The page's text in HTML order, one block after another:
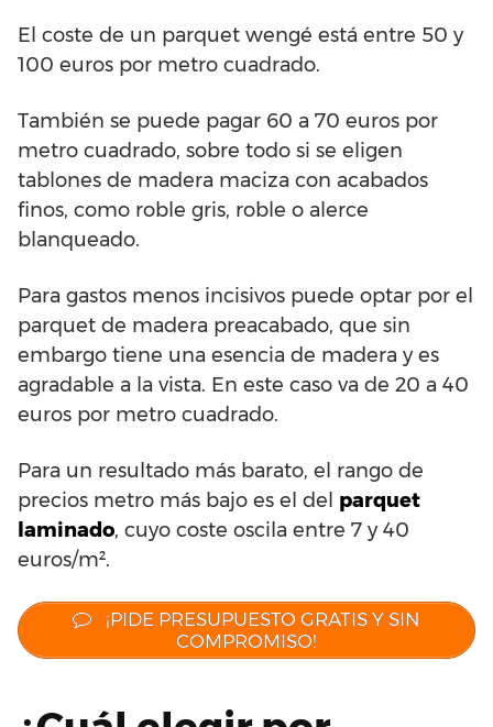
El coste de un parquet wengé está entre 50 y
100 euros por metro cuadrado.
También se puede pagar 60 a 70 euros por
metro cuadrado, sobre todo si se eligen
tablones de madera maciza con acabados
finos, como roble gris, roble o alerce
blanqueado.
Para gastos menos incisivos puede optar por el
parquet de madera preacabado, que sin
embargo tiene una esencia de madera y es
agradable a la vista. En este caso va de 20 a 40
euros por metro cuadrado.
Para un resultado más barato, el rango de
precios metro más bajo es el del parquet
laminado, cuyo coste oscila entre 7 y 40
euros/m².
¡PIDE PRESUPUESTO GRATIS Y SIN
COMPROMISO!